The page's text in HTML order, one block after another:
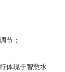
节；
体现于智慧水